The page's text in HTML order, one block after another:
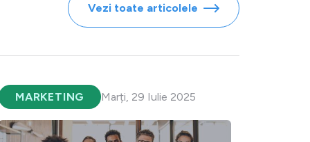
Vezi toate articolele
MARKETING Marți, 29 Iulie 2025